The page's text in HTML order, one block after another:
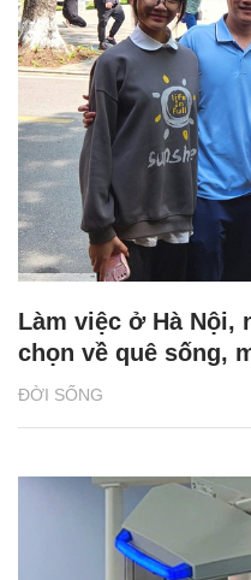
ĐỜI SỐNG
Làm việc ở Hà Nội,
chọn về quê sống,